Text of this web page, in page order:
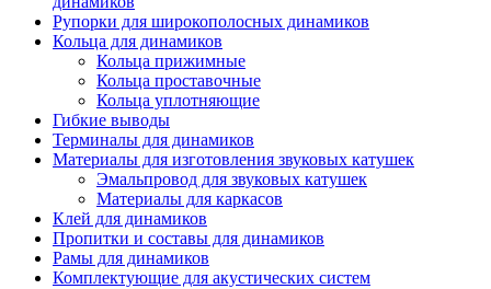
Рупорки для широкополосных динамиков
Кольца для динамиков
Кольца прижимные
Кольца проставочные
Кольца уплотняющие
Гибкие выводы
Терминалы для динамиков
Материалы для изготовления звуковых катушек
Эмальпровод для звуковых катушек
Материалы для каркасов
Клей для динамиков
Пропитки и составы для динамиков
Рамы для динамиков
Комплектующие для акустических систем